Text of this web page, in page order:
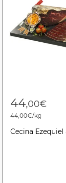
44,00€
44,00€/kg
Cecina